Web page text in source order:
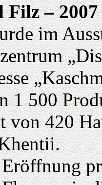
Filz – 2007
im
1 500
von 420